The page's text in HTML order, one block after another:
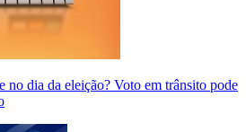
no dia da eleição? Voto em trânsito pode